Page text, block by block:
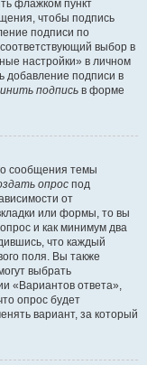
флажком пункт
чтобы подпись
подписи по
выбор в
настройки» в личном
добавление подписи в
подпись в форме
сообщения темы
опрос под
от
или формы, то вы
и как минимум два
что каждый
поля. Вы также
выбрать
«Вариантов ответа»,
опрос будет
вариант, за который